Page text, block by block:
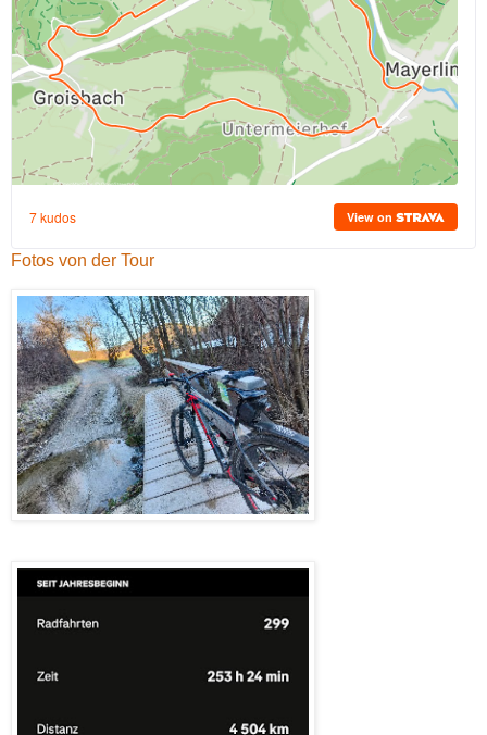
Fotos von der Tour